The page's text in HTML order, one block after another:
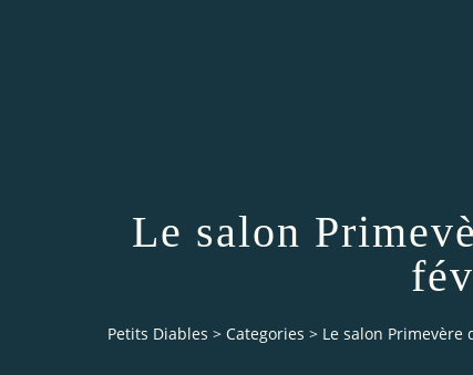
Le salon
Petits Diables > Categories > Le salon Primevère